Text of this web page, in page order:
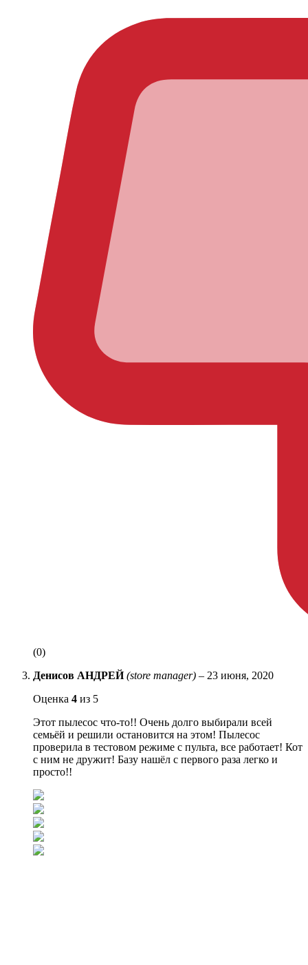
(0)
Денисов АНДРЕЙ(store manager) – 23 июня, 2020
Оценка 4 из 5
Этот пылесос что-то!! Очень долго выбирали всей
семьёй и решили остановится на этом! Пылесос
проверила в тестовом режиме с пульта, все работает! Кот
с ним не дружит! Базу нашёл с первого раза легко и
просто!!